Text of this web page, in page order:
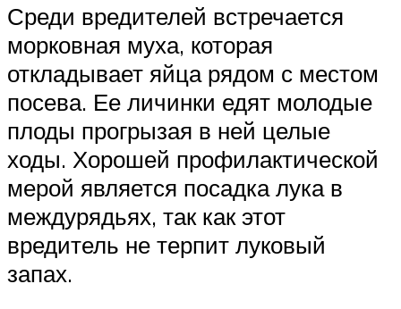
Среди вредителей встречается
морковная муха, которая
откладывает яйца рядом с местом
посева. Ее личинки едят молодые
плоды прогрызая в ней целые
ходы. Хорошей профилактической
мерой является посадка лука в
междурядьях, так как этот
вредитель не терпит луковый
запах.